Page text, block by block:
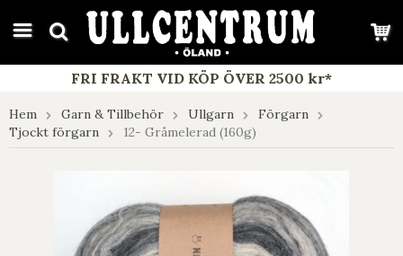
google-site-verification: google7e4b1026db5d9f32.html
FRI FRAKT VID KÖP ÖVER 2500 kr*
Hem Garn & Tillbehör Ullgarn
Förgarn
Tjockt förgarn
12- Gråmelerad (160g)